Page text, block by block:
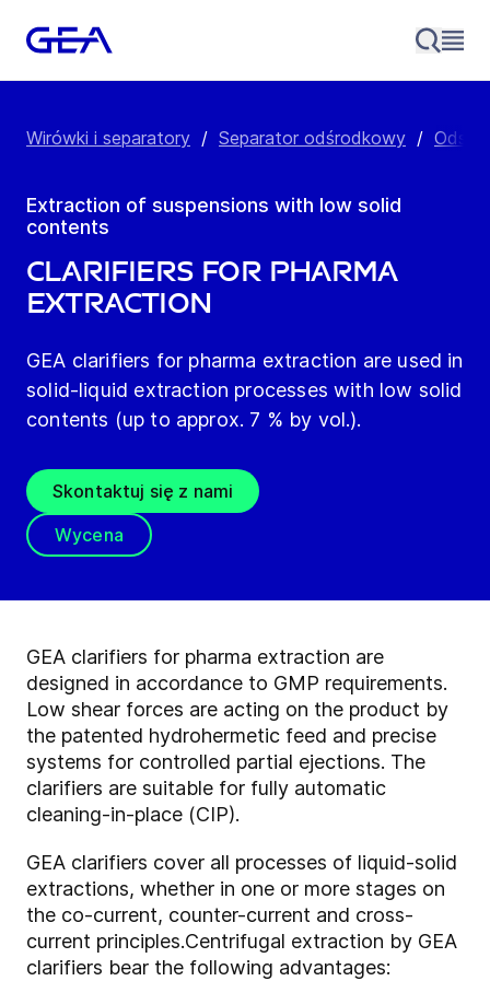
Wirówki i separatory / Separator odśrodkowy /
Extraction of suspensions with low solid
contents
Clarifiers for Pharma
Extraction
GEA clarifiers for pharma extraction are used in
solid-liquid extraction processes with low solid
contents (up to approx. 7 % by vol.).
Skontaktuj się z nami
Wycena
GEA clarifiers for pharma extraction are
designed in accordance to GMP requirements.
Low shear forces are acting on the product by
the patented hydrohermetic feed and precise
systems for controlled partial ejections. The
clarifiers are suitable for fully automatic
cleaning-in-place (CIP).
GEA clarifiers cover all processes of liquid-solid
extractions, whether in one or more stages on
the co-current, counter-current and cross-
current principles.Centrifugal extraction by GEA
clarifiers bear the following advantages: